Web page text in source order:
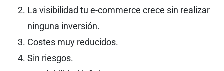
La visibilidad tu e-commerce crece sin realizar
ninguna inversión.
Costes muy reducidos.
Sin riesgos.